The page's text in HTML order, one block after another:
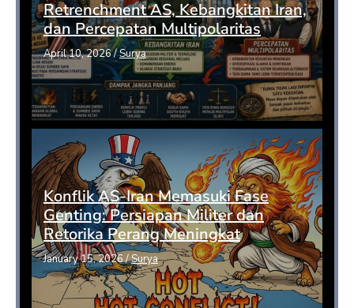
Retrenchment AS, Kebangkitan Iran,
dan Percepatan Multipolaritas
April 10, 2026/Surya
Konflik AS-Iran Memasuki Fase
Genting: Persiapan Militer dan
Retorika Perang Meningkat
January 15, 2026/Surya